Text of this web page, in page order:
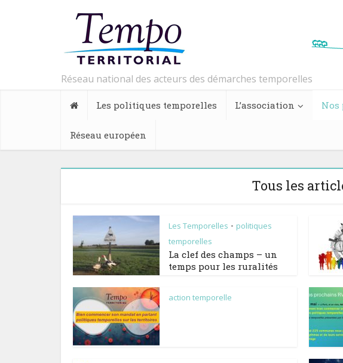
Réseau national des acteurs des démarches temporelles
Les politiques temporelles L’association Nos
Réseau européen
Tous les
Les Temporelles • politiques
temporelles
La clef des champs – un
temps pour les ruralités
action temporelle